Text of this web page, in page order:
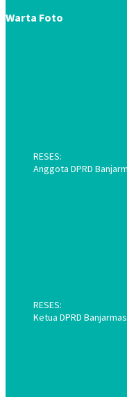
Warta Foto
RESES:
Anggota DPRD
RESES:
Ketua DPRD